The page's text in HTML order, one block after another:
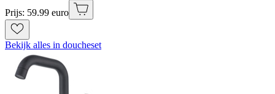
Prijs: 59.99 euro
Bekijk alles in doucheset